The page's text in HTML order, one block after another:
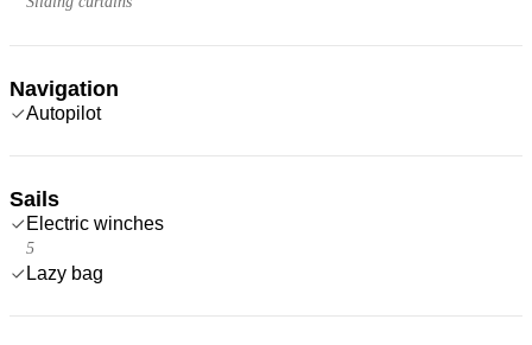
Navigation
Autopilot
Sails
Electric winches
5
Lazy bag